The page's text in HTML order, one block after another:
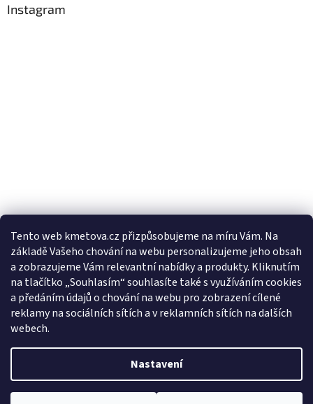
Tento web kmetova.cz přizpůsobujeme na míru Vám. Na
základě Vašeho chování na webu personalizujeme jeho obsah
a zobrazujeme Vám relevantní nabídky a produkty. Kliknutím
na tlačítko „Souhlasím“ souhlasíte také s využíváním cookies
a předáním údajů o chování na webu pro zobrazení cílené
reklamy na sociálních sítích a v reklamních sítích na dalších
webech.
Nastavení
Instagram
Sledovat na Instagramu
Facebooková stránka
Vytvořil Shoptet